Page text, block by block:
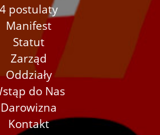
4 postulaty
Manifest
Statut
Zarząd
Oddziały
do Nas
Darowizna
Kontakt